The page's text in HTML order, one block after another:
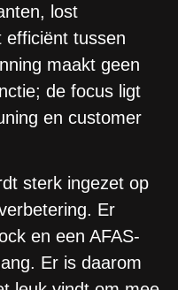
lost
efficiënt tussen
maakt geen
de focus ligt
en customer
sterk ingezet op
Er
en een AFAS-
Er is daarom